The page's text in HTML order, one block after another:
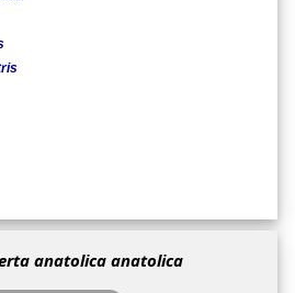
anatolica anatolica